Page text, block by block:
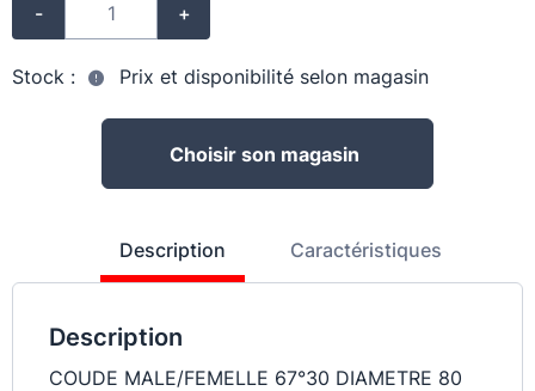
- +
Stock : Prix et disponibilité selon magasin
Choisir son magasin
Description Caractéristiques
Description
COUDE MALE/FEMELLE 67°30 DIAMETRE 80